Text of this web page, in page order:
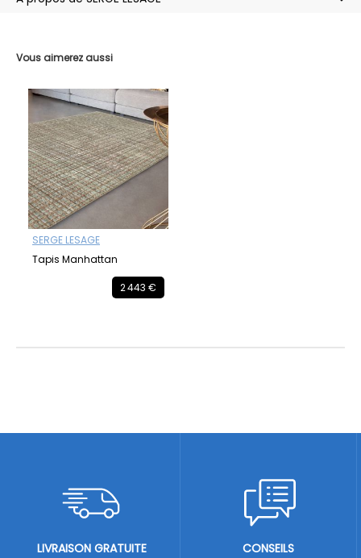
Vous aimerez aussi
SERGE LESAGE
Tapis Manhattan
2 443 €
LIVRAISON GRATUITE
CONSEILS